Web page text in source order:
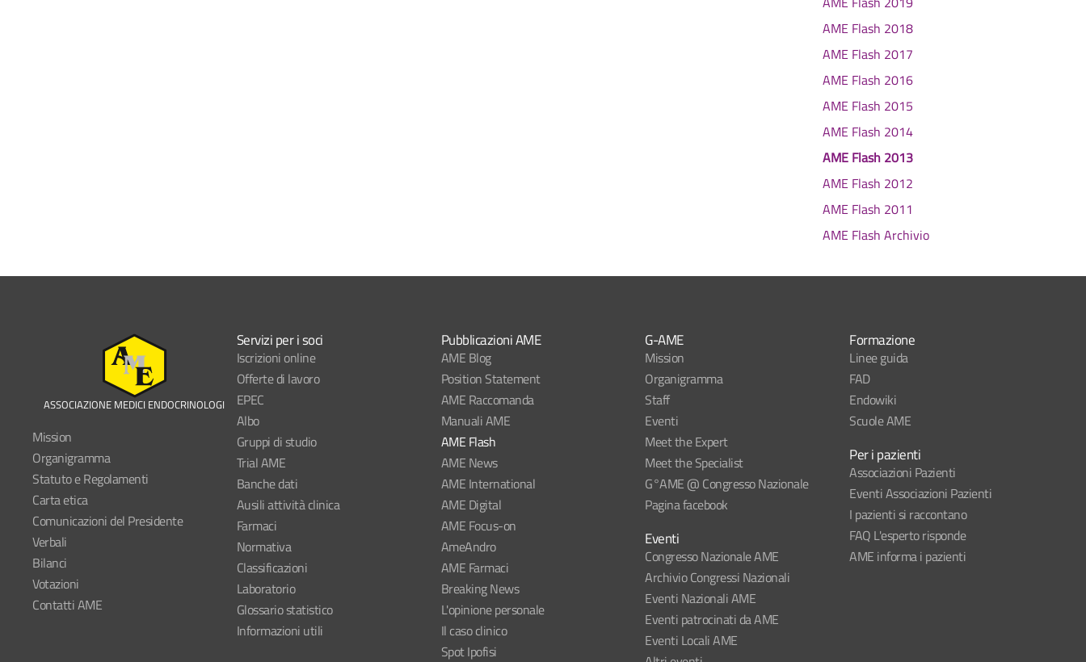
AME Flash 2018
AME Flash 2017
AME Flash 2016
AME Flash 2015
AME Flash 2014
AME Flash 2013
AME Flash 2012
AME Flash 2011
AME Flash Archivio
ASSOCIAZIONE MEDICI ENDOCRINOLOGI
Mission
Organigramma
Statuto e Regolamenti
Carta etica
Comunicazioni del Presidente
Verbali
Bilanci
Votazioni
Contatti AME
Servizi per i soci
Iscrizioni online
Offerte di lavoro
EPEC
Albo
Gruppi di studio
Trial AME
Banche dati
Ausili attività clinica
Farmaci
Normativa
Classificazioni
Laboratorio
Glossario statistico
Informazioni utili
G-AME
Mission
Organigramma
Staff
Eventi
Meet the Expert
Meet the Specialist
G°AME @ Congresso Nazionale
Pagina facebook
Eventi
Congresso Nazionale AME
Archivio Congressi Nazionali
Eventi Nazionali AME
Eventi patrocinati da AME
Eventi Locali AME
Pubblicazioni AME
AME Blog
Position Statement
AME Raccomanda
Manuali AME
AME Flash
AME News
AME International
AME Digital
AME Focus-on
AmeAndro
AME Farmaci
Breaking News
L'opinione personale
Il caso clinico
Spot Ipofisi
Formazione
Linee guida
FAD
Endowiki
Scuole AME
Per i pazienti
Associazioni Pazienti
Eventi Associazioni Pazienti
I pazienti si raccontano
FAQ L'esperto risponde
AME informa i pazienti